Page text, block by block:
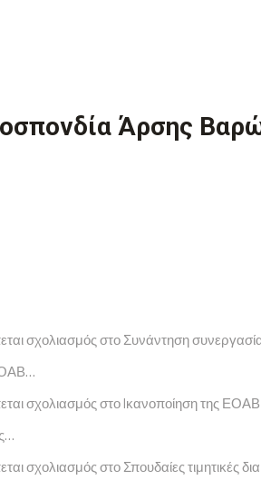
Άρσης
σχολιασμός στο Συνάντηση
σχολιασμός στο Iκανοποίηση της ΕΟΑΒ
σχολιασμός στο Σπουδαίες τιμητικές